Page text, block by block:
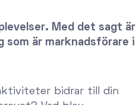
Med det sagt är
är marknadsförare i
bidrar till din